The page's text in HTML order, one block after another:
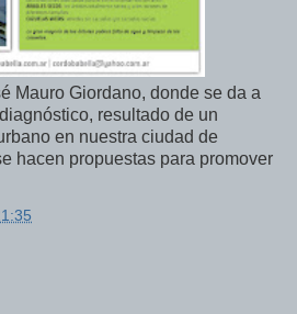
Mauro Giordano, donde se da a
resultado de un
en nuestra ciudad de
hacen propuestas para promover